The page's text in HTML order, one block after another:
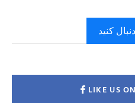
کنید
LIKE US